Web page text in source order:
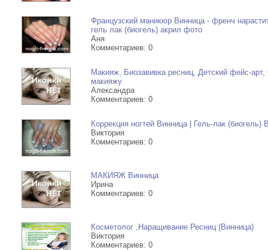
Французский маникюр Винница - френч
гель лак (биогель) акрил фото
Аня
Комментариев: 0
Макияж, Биозавивка ресниц, Детский фейс-арт,
макияжу
Александра
Комментариев: 0
Коррекция ногтей Винница | Гель-лак (биогель)
Виктория
Комментариев: 0
МАКИЯЖ Винница
Ирина
Комментариев: 0
Косметолог ,Наращивание Ресниц (Винница)
Виктория
Комментариев: 0